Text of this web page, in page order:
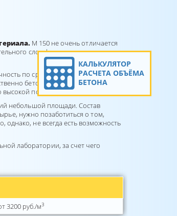
М 150 не очень отличается
слоя фундамента, монтажа
по сравнению с фундаментом,
бетонную составляющую
подвижности.
небольшой площади. Состав
нужно позаботиться о том,
однако, не всегда есть возможность
лаборатории, за счет чего
3200 руб./м3
КАЛЬКУЛЯТОР
РАСЧЕТА ОБЪЁМА
БЕТОНА